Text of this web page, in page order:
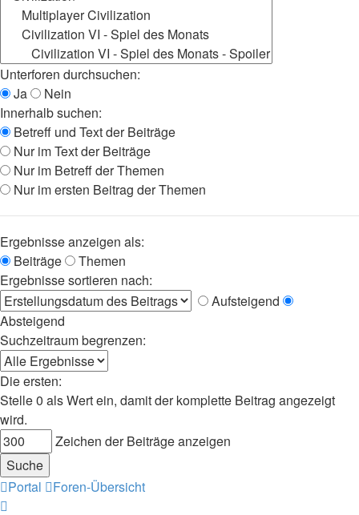
Unterforen durchsuchen:
Ja
Nein
Innerhalb suchen:
Betreff und Text der Beiträge
Nur im Text der Beiträge
Nur im Betreff der Themen
Nur im ersten Beitrag der Themen
Ergebnisse anzeigen als:
Beiträge
Themen
Ergebnisse sortieren nach:
Aufsteigend
Absteigend
Suchzeitraum begrenzen:
Die ersten:
Stelle 0 als Wert ein, damit der komplette Beitrag angezeigt
wird.
Zeichen der Beiträge anzeigen
Portal Foren-Übersicht